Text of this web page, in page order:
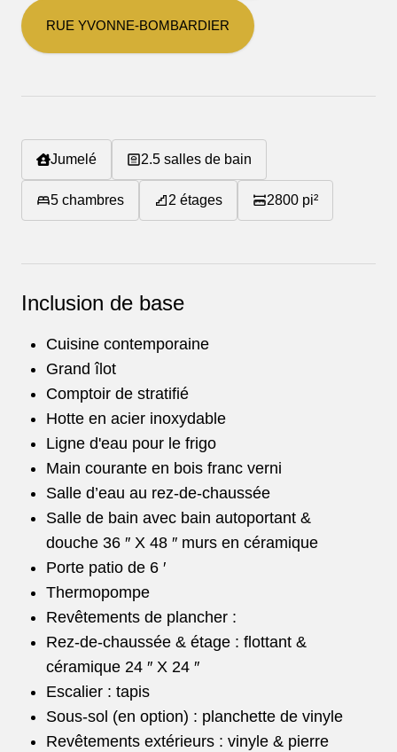
RUE YVONNE-BOMBARDIER
Jumelé 2.5 salles de bain
5 chambres 2 étages 2800 pi²
Inclusion de base
Cuisine contemporaine
Grand îlot
Comptoir de stratifié
Hotte en acier inoxydable
Ligne d'eau pour le frigo
Main courante en bois franc verni
Salle d’eau au rez-de-chaussée
Salle de bain avec bain autoportant &
douche 36 ″ X 48 ″ murs en céramique
Porte patio de 6 ′
Thermopompe
Revêtements de plancher :
Rez-de-chaussée & étage : flottant &
céramique 24 ″ X 24 ″
Escalier : tapis
Sous-sol (en option) : planchette de vinyle
Revêtements extérieurs : vinyle & pierre